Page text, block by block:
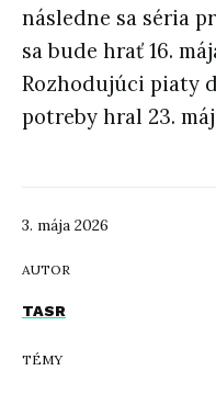
3. mája 2026
AUTOR
TASR
TÉMY
následne sa séria
sa bude hrať 16.
Rozhodujúci piaty
potreby hral 23.